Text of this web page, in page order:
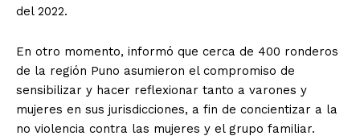
del 2022.
En otro momento, informó que cerca de 400 ronderos
de la región Puno asumieron el compromiso de
sensibilizar y hacer reflexionar tanto a varones y
mujeres en sus jurisdicciones, a fin de concientizar a la
no violencia contra las mujeres y el grupo familiar.